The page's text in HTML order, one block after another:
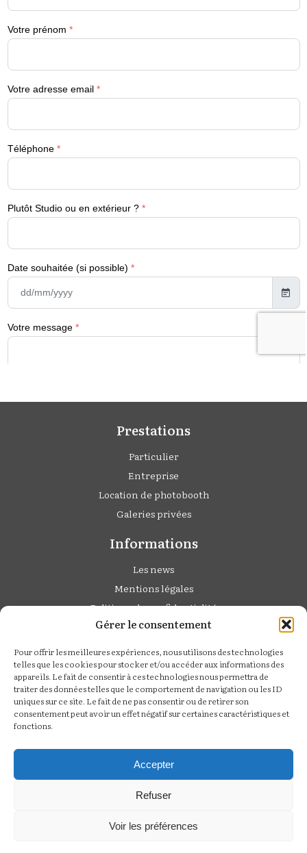
Gérer le consentement
Pour offrir les meilleures expériences, nous utilisons des technologies
telles que les cookies pour stocker et/ou accéder aux informations des
appareils. Le fait de consentir à ces technologies nous permettra de
traiter des données telles que le comportement de navigation ou les ID
uniques sur ce site. Le fait de ne pas consentir ou de retirer son
consentement peut avoir un effet négatif sur certaines caractéristiques et
fonctions.
Accepter
Refuser
Voir les préférences
Prestations
Particulier
Entreprise
Location de photobooth
Galeries privées
Informations
Les news
Mentions légales
Politique de confidentialité
Studio Photo :
6 rue de Calais,
60430 Noailles
Tel :06 07 78 99 94
Suivez moi